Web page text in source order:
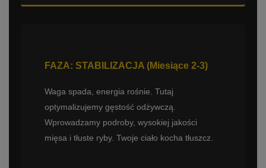
FAZA: STABILIZACJA (Miesiące 2-3)
Waga spada, energia rośnie. Tutaj
optymalizujemy gęstość odżywczą.
Wprowadzamy podroby, wysokiej jakości
mięsa i tłuste ryby. Twoje ciało kocha tłuszcz.